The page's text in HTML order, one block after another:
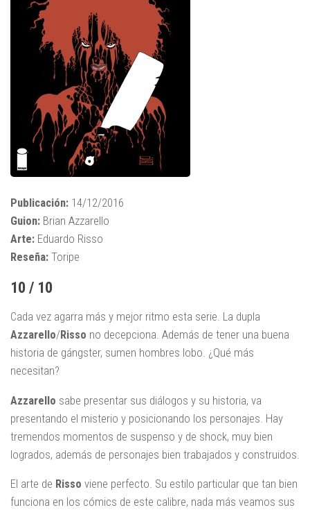
Publicación: 14/12/2016
Guion: Brian Azzarello
Arte: Eduardo Risso
Reseña: Toripe
10 / 10
Cada vez agarra más y mejor ritmo esta serie. La dupla
Azzarello/Risso no decepciona. Además de tener una buena
historia de gángster, sumen hombres lobo. ¿Qué más
necesitan?
Azzarello sabe presentar sus diálogos y su historia, va
presentando el misterio y posicionando los personajes. Hay
tremendos momentos de suspenso y de shock, muy bien
logrados, además de personajes bien trabajados y construidos.
El arte de Risso viene perfecto. Su estilo particular que tan bien
funciona en los cómics de este calibre, nada más veamos sus